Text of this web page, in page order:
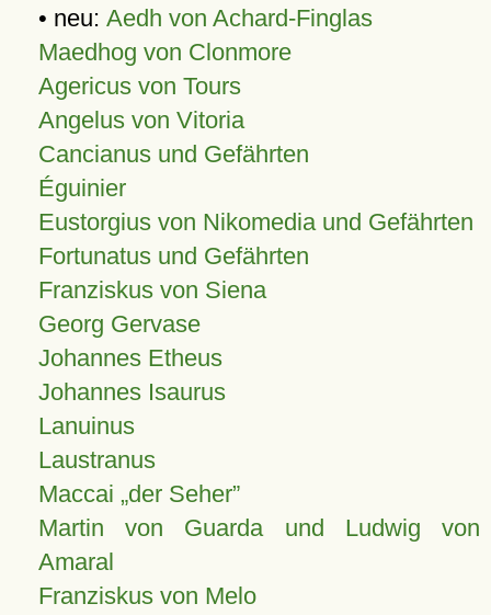
• neu: Aedh von Achard-Finglas
Maedhog von Clonmore
Agericus von Tours
Angelus von Vitoria
Cancianus und Gefährten
Éguinier
Eustorgius von Nikomedia und Gefährten
Fortunatus und Gefährten
Franziskus von Siena
Georg Gervase
Johannes Etheus
Johannes Isaurus
Lanuinus
Laustranus
Maccai „der Seher”
Martin von Guarda und Ludwig von
Amaral
Franziskus von Melo